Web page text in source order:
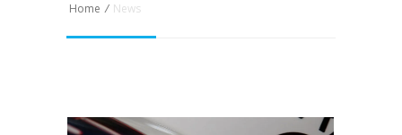
Home / News